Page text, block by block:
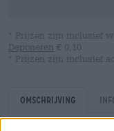
* Prijzen zijn inclusief
Deponeren € 0,10
* Prijzen zijn inclusief
Omschrijving